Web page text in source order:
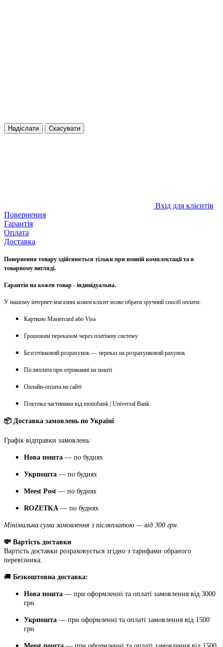
Надіслати Скасувати
Вхід для клієнтів
Повернення
Гарантія
Оплата
Доставка
Повернення товару здійснюється тільки при повній комплектації та в
товарному вигляді.
Гарантія на кожен товар - індивідуальна.
У нашому інтернет-магазині кожен клієнт може обрати зручний спосіб оплати:
Карткою Mastercard або Visa
Грошовим переказом через платіжну систему
Безготівковий розрахунок — переказ на розрахунковий рахунок
Післяплата при отриманні на пошті
Онлайн-оплата на сайті
Покупка частинами від monobank | Universal Bank
📦 Доставка замовлень по Україні
Графік відправки замовлень:
Нова пошта — по буднях
Укрпошта — по буднях
Meest Post — по буднях
ROZETKA — по буднях
Мінімальна сума замовлення з післяплатою — від 300 грн.
💸 Вартість доставки
Вартість доставки розраховується згідно з тарифами обраного
перевізника.
🚚 Безкоштовна доставка:
Нова пошта — при оформленні та оплаті замовлення від 3000
грн
Укрпошта — при оформленні та оплаті замовлення від 1500
грн